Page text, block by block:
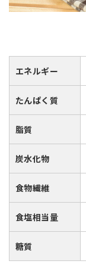
エネルギー
たんぱく質
脂質
炭水化物
食物繊維
食塩相当量
糖質